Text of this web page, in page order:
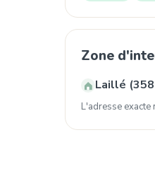
Zone
Laillé
L'adresse